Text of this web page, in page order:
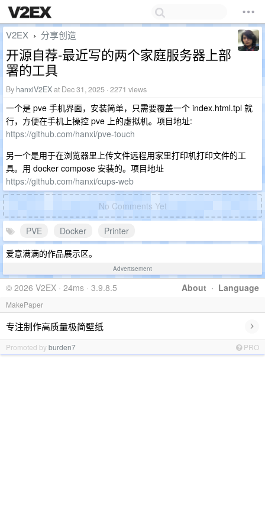
V2EX › 分享创造
开源自荐-最近写的两个家庭服务器上部
署的工具
By hanxiV2EXat Dec 31, 2025 · 2271 views
一个是 pve 手机界面，安装简单，只需要覆盖一个 index.html.tpl 就
行，方便在手机上操控 pve 上的虚拟机。项目地址:
https://github.com/hanxi/pve-touch
另一个是用于在浏览器里上传文件远程用家里打印机打印文件的工
具。用 docker compose 安装的。项目地址
https://github.com/hanxi/cups-web
No Comments Yet
PVE Docker
Printer
爱意满满的作品展示区。
Advertisement
About · Language
© 2026 V2EX · 24ms · 3.9.8.5
MakePaper
专注制作高质量极简壁纸 ›
Promoted byburden7 PRO